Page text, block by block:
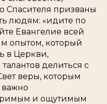
Спасителя призваны
людям: «идите по
Евангелие всей
опытом, который
в Церкви,
делиться с
веры, которым
и ощутимым